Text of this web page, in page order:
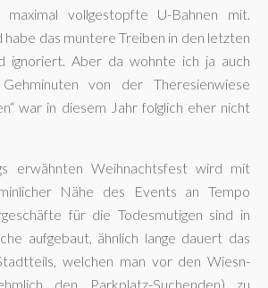
vollgestopfte U-Bahnen mit.
das muntere Treiben in den letzten
ignoriert. Aber da wohnte ich ja auch
von der Theresienwiese
war in diesem Jahr folglich eher nicht
erwähnten Weihnachtsfest wird mit
Nähe des Events an Tempo
für die Todesmutigen sind in
aufgebaut, ähnlich lange dauert das
welchen man vor den Wiesn-
den Parkplatz-Suchenden) zu